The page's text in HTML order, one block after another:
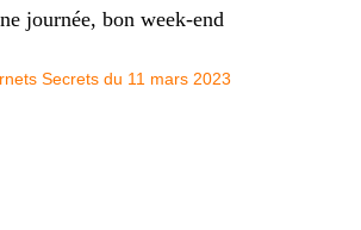
journée, bon week-end